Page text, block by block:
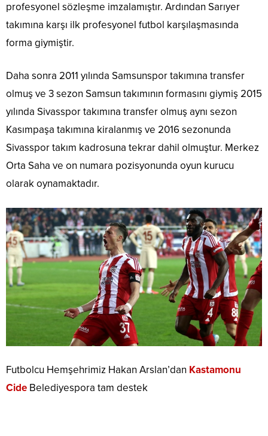
profesyonel sözleşme imzalamıştır. Ardından Sarıyer
takımına karşı ilk profesyonel futbol karşılaşmasında
forma giymiştir.
Daha sonra 2011 yılında Samsunspor takımına transfer
olmuş ve 3 sezon Samsun takımının formasını giymiş 2015
yılında Sivasspor takımına transfer olmuş aynı sezon
Kasımpaşa takımına kiralanmış ve 2016 sezonunda
Sivasspor takım kadrosuna tekrar dahil olmuştur. Merkez
Orta Saha ve on numara pozisyonunda oyun kurucu
olarak oynamaktadır.
Futbolcu Hemşehrimiz Hakan Arslan’dan Kastamonu
Cide Belediyespora tam destek